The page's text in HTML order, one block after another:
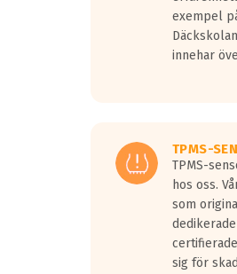
Vid körning i över
På däckmärkningen
medans de vita
Ett däck med tre
exempel
innehar
TPMS-
TPMS-
hos oss.
som
sig för